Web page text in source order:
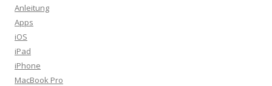
Anleitung
Apps
iOS
iPad
iPhone
MacBook Pro